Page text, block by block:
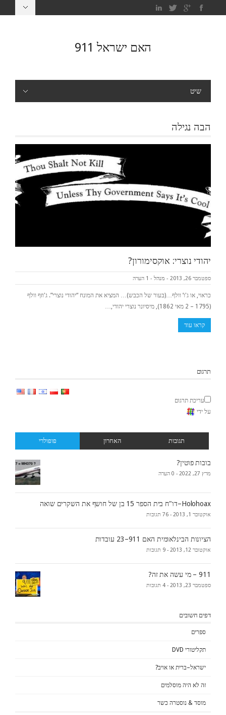
האם ישראל 911
שיט
הבה נגילה
יהודי נוצרי: אוקסימורון?
ספטמבר 26, 2013 - מנהל - 1 הערה
כראוי, או ג'ו’ וולף…(בעור של הכבש)… המציא את המונח “יהודי נוצרי”. ג'וזף וולף
(1795 – 2 מאי 1862), מיסיונר נוצרי יהודי,…
קראו עוד
תרגום
עריכת תרגום
על ידי
פופולרי האחרון תגובות
בובות פוטין?
מרץ 27, 2022 - 0 הערה
Holohoax–דו"ח בית הספר 15 בן של חושף את השקרים שואה
אוקטובר 1, 2013 - 76 תגובות
הציונות הבינלאומית האם 911–23 עובדות
אוקטובר 12, 2013 - 9 תגובות
911 – מי עשה את זה?
ספטמבר 23, 2013 - 4 תגובות
דפים חשובים
ספרים
תקליטורי DVD
ישראל–ברית או אויב?
זה לא היה מוסלמים
מוסד & נוסטרה כשר